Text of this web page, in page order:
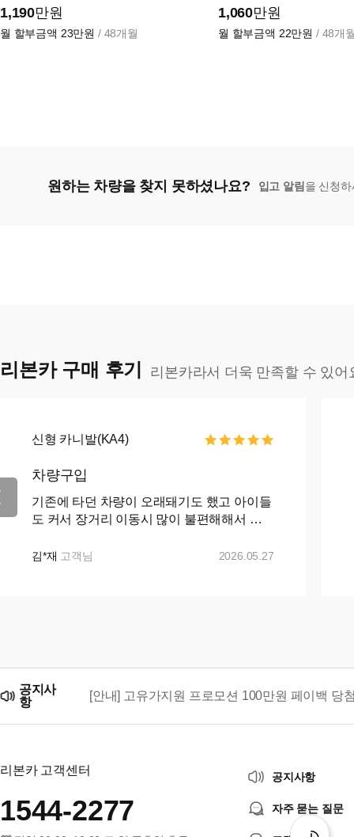
1,190만원
월 할부금액 23만원 / 48개월
1,060만원
월 할부금액 22만원 / 48개
원하는 차량을 찾지 못하셨나요? 입고 알림 을 신청
리본카 구매 후기 리본카라서 더욱 만족할 수 있어
신형 카니발(KA4)
차량구입
기존에 타던 차량이 오래돼기도 했고 아이들
도 커서 장거리 이동시 많이 불편해해서 카
준히 매물검색 해왔으나 마땅히 가격이나 조
김*재 고객님 2026.05.27
공지사
항
[안내] 고유가지원 프로모션 100만원 페이백 당
리본카 고객센터
1544-2277
공지사항
자주 묻는 질문